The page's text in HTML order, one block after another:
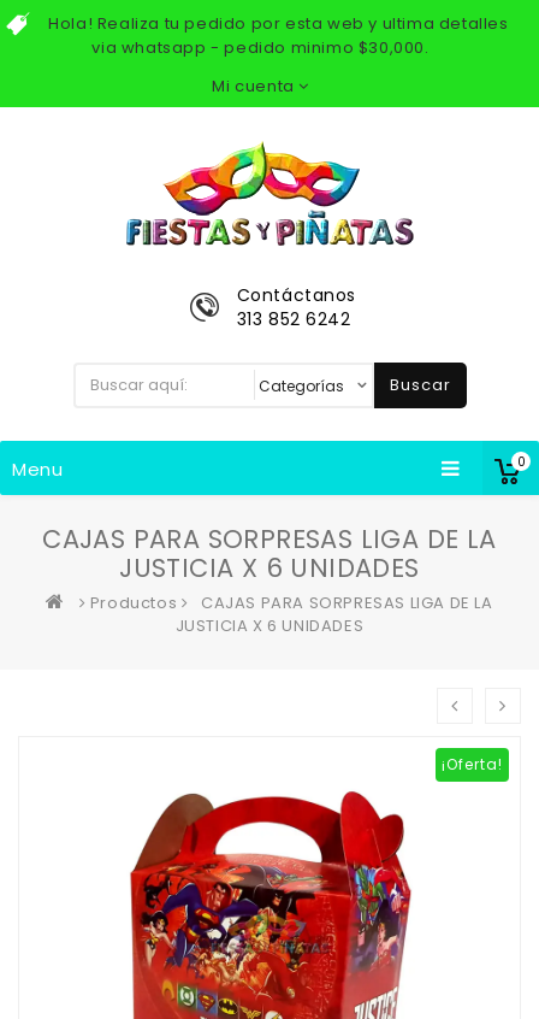
Hola! Realiza tu pedido por esta web y ultima detalles
via whatsapp - pedido minimo $30,000.
Mi cuenta
0
Contáctanos
313 852 6242
Buscar
Menu
CAJAS PARA SORPRESAS LIGA DE LA
JUSTICIA X 6 UNIDADES
Productos
CAJAS PARA SORPRESAS LIGA DE LA
JUSTICIA X 6 UNIDADES
¡Oferta!